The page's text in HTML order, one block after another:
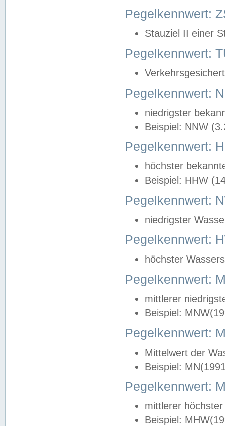
Pegelkennwert:
Stauziel II einer
Pegelkennwert:
Pegelkennwert:
niedrigster
Beispiel: NNW
Pegelkennwert:
höchster
Beispiel: HHW
Pegelkennwert:
niedrigster
Pegelkennwert:
höchster
Pegelkennwert:
mittlerer
Beispiel:
Pegelkennwert:
Mittelwert der
Beispiel:
Pegelkennwert:
mittlerer
Beispiel: